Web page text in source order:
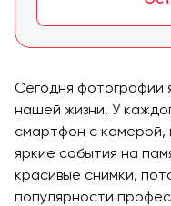
Сегодня фотографии
нашей жизни. У
смартфон с
яркие события на
красивые снимки,
популярности